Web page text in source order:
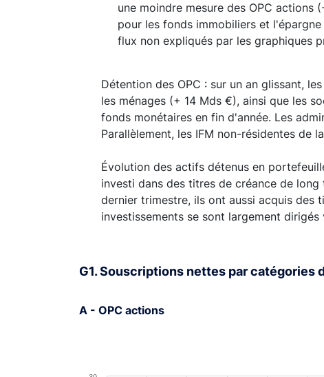
une moindre mesure des OPC
pour les fonds immobiliers et
flux non expliqués par les graphiques
Détention des OPC : sur un an glissant,
les ménages (+ 14 Mds €), ainsi que les
fonds monétaires en fin d'année. Les
Parallèlement, les IFM non-résidentes de
Évolution des actifs détenus en
investi dans des titres de créance de
dernier trimestre, ils ont aussi acquis des
investissements se sont largement
G1. Souscriptions nettes par catégories
A - OPC actions
Bar chart with 6 bars.